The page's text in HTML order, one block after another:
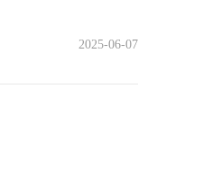
2025-06-07